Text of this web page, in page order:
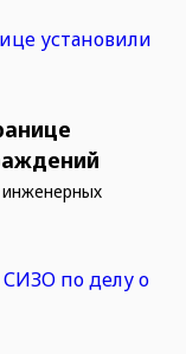
инженерных